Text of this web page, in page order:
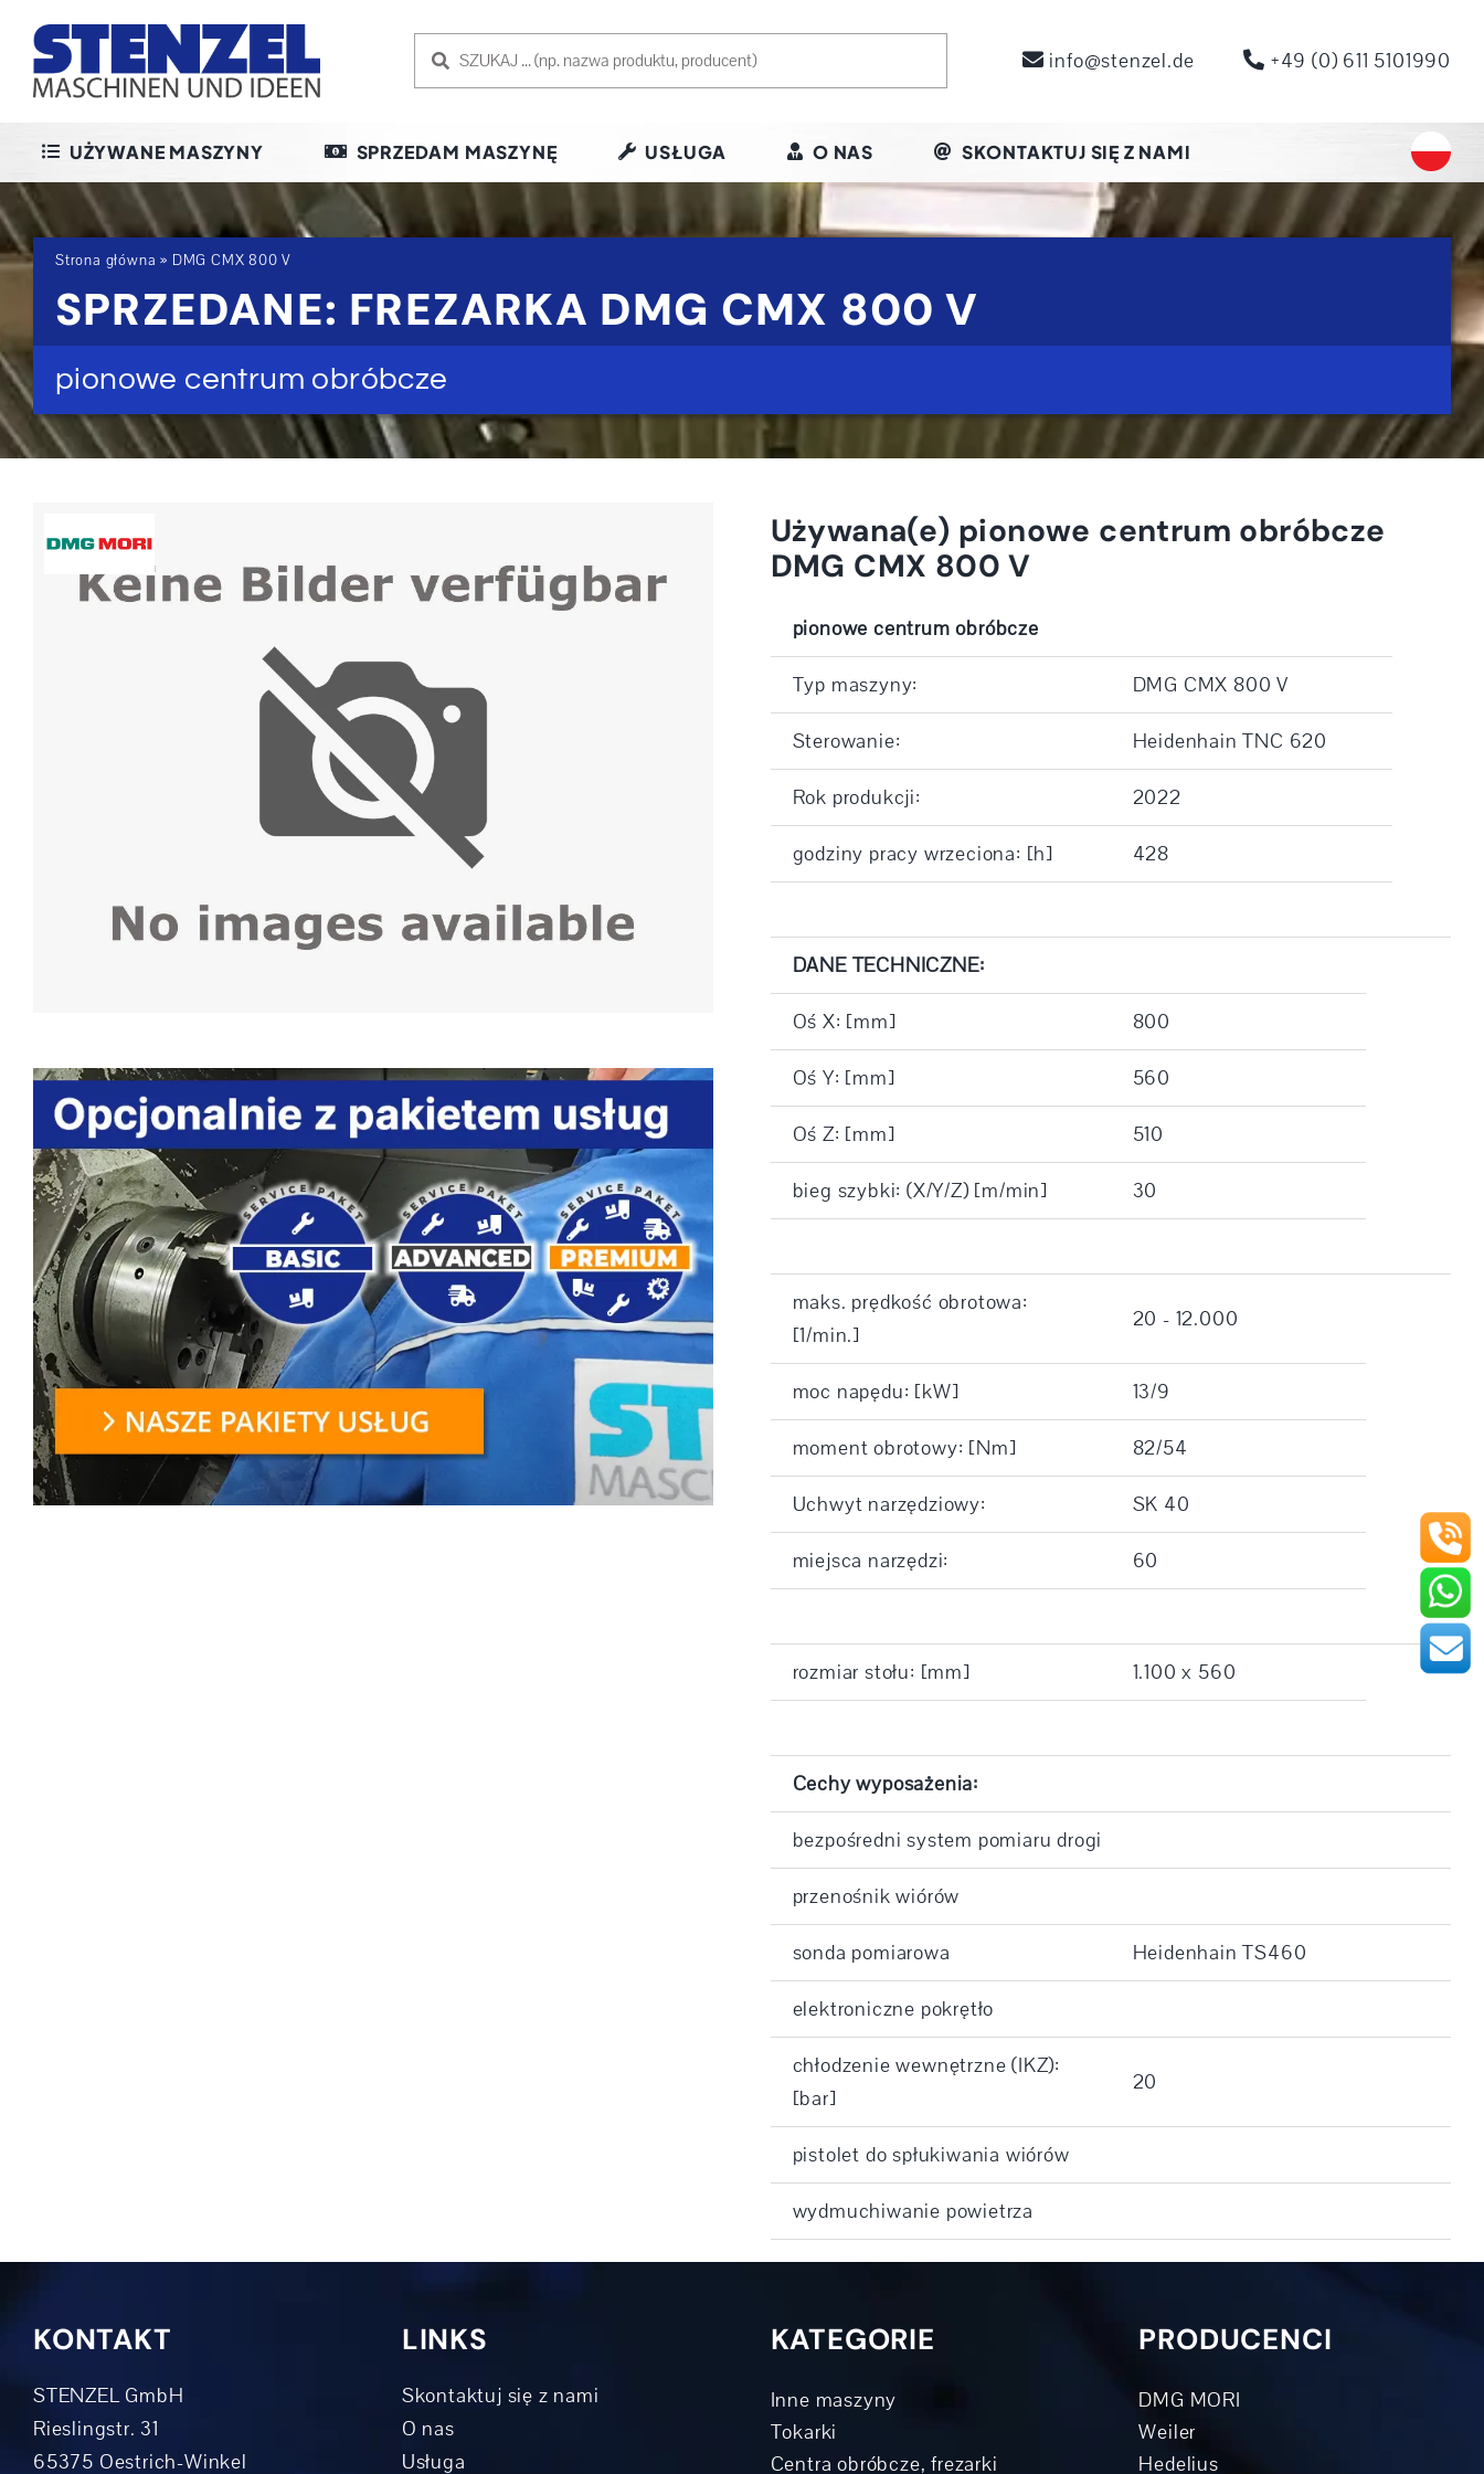
content
info@stenzel.de +49 (0) 611 5101990
UŻYWANE MASZYNY SPRZEDAM MASZYNĘ USŁUGA O NAS SKONTAKTUJ SIĘ Z NAMI
Strona główna » DMG CMX 800 V
SPRZEDANE: FREZARKA DMG CMX 800 V
pionowe centrum obróbcze
Używana(e) pionowe centrum obróbcze
DMG CMX 800 V
pionowe centrum obróbcze
Typ maszyny: DMG CMX 800 V
Sterowanie: Heidenhain TNC 620
Rok produkcji: 2022
godziny pracy wrzeciona: [h] 428
DANE TECHNICZNE:
Oś X: [mm] 800
Oś Y: [mm] 560
Oś Z: [mm] 510
bieg szybki: (X/Y/Z) [m/min] 30
maks. prędkość obrotowa:
[1/min.]
20 - 12.000
moc napędu: [kW] 13/9
moment obrotowy: [Nm] 82/54
Uchwyt narzędziowy: SK 40
miejsca narzędzi: 60
rozmiar stołu: [mm] 1.100 x 560
Cechy wyposażenia:
bezpośredni system pomiaru drogi
przenośnik wiórów
sonda pomiarowa Heidenhain TS460
elektroniczne pokrętło
chłodzenie wewnętrzne (IKZ):
[bar]
20
pistolet do spłukiwania wiórów
wydmuchiwanie powietrza
KONTAKT
STENZEL GmbH
Rieslingstr. 31
65375 Oestrich-Winkel
LINKS
Skontaktuj się z nami
O nas
Usługa
KATEGORIE
Inne maszyny
Tokarki
Centra obróbcze, frezarki
PRODUCENCI
DMG MORI
Weiler
Hedelius